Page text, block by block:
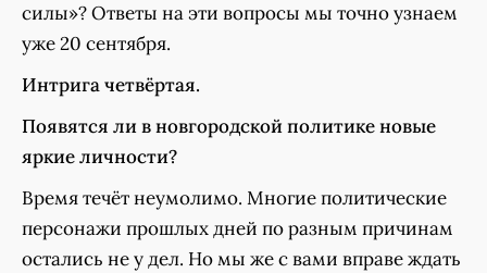
силы»? Ответы на эти вопросы мы точно узнаем
уже 20 сентября.
Интрига четвёртая.
Появятся ли в новгородской политике новые
яркие личности?
Время течёт неумолимо. Многие политические
персонажи прошлых дней по разным причинам
остались не у дел. Но мы же с вами вправе ждать